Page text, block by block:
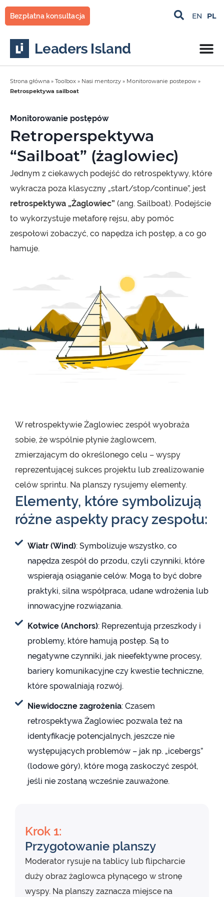
Przejdź
do
treści
Bezpłatna konsultacja EN PL
Strona główna » Toolbox » Nasi mentorzy » Monitorowanie postepow »
Retrospektywa sailboat
Monitorowanie postępów
Retroperspektywa
“Sailboat” (żaglowiec)
Jednym z ciekawych podejść do retrospektywy, które
wykracza poza klasyczny „start/stop/continue”, jest
retrospektywa „Żaglowiec” (ang. Sailboat). Podejście
to wykorzystuje metaforę rejsu, aby pomóc
zespołowi zobaczyć, co napędza ich postęp, a co go
hamuje.
W retrospektywie Żaglowiec zespół wyobraża
sobie, że wspólnie płynie żaglowcem,
zmierzającym do określonego celu – wyspy
reprezentującej sukces projektu lub zrealizowanie
celów sprintu. Na planszy rysujemy elementy.
Elementy, które symbolizują
różne aspekty pracy zespołu:
Wiatr (Wind): Symbolizuje wszystko, co
napędza zespół do przodu, czyli czynniki, które
wspierają osiąganie celów. Mogą to być dobre
praktyki, silna współpraca, udane wdrożenia lub
innowacyjne rozwiązania.
Kotwice (Anchors): Reprezentują przeszkody i
problemy, które hamują postęp. Są to
negatywne czynniki, jak nieefektywne procesy,
bariery komunikacyjne czy kwestie techniczne,
które spowalniają rozwój.
Niewidoczne zagrożenia: Czasem
retrospektywa Żaglowiec pozwala też na
identyfikację potencjalnych, jeszcze nie
występujących problemów – jak np. „icebergs”
(lodowe góry), które mogą zaskoczyć zespół,
jeśli nie zostaną wcześnie zauważone.
Krok 1:
Przygotowanie planszy
Moderator rysuje na tablicy lub flipcharcie
duży obraz żaglowca płynącego w stronę
wyspy. Na planszy zaznacza miejsce na